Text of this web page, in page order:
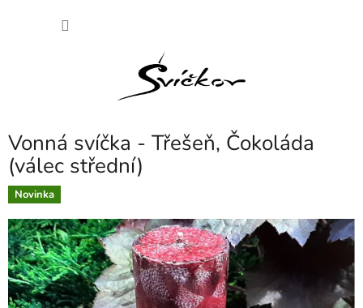
Vonná svíčka - Třešeň, Čokoláda
(válec střední)
Novinka